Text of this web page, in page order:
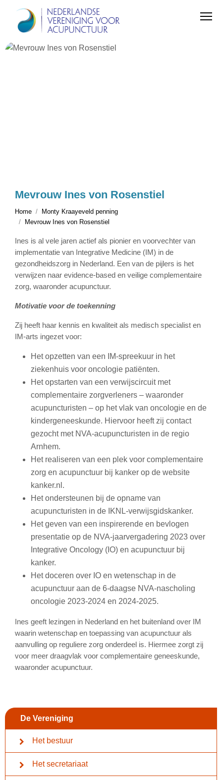
De Vereniging
Het bestuur
Het secretariaat
Mevrouw Ines von Rosenstiel
Home
Monty Kraayeveld penning
Mevrouw Ines von Rosenstiel
Ines is al vele jaren actief als pionier en voorvechter van
implementatie van Integrative Medicine (IM) in de
gezondheidszorg in Nederland. Een van de pijlers is het
verwijzen naar evidence-based en veilige complementaire
zorg, waaronder acupunctuur.
Motivatie voor de toekenning
Zij heeft haar kennis en kwaliteit als medisch specialist en
IM-arts ingezet voor:
Het opzetten van een IM-spreekuur in het
ziekenhuis voor oncologie patiënten.
Het opstarten van een verwijscircuit met
complementaire zorgverleners – waaronder
acupuncturisten – op het vlak van oncologie en de
kindergeneeskunde. Hiervoor heeft zij contact
gezocht met NVA-acupuncturisten in de regio
Arnhem.
Het realiseren van een plek voor complementaire
zorg en acupunctuur bij kanker op de website
kanker.nl.
Het ondersteunen bij de opname van
acupuncturisten in de IKNL-verwijsgidskanker.
Het geven van een inspirerende en bevlogen
presentatie op de NVA-jaarvergadering 2023 over
Integrative Oncology (IO) en acupunctuur bij
kanker.
Het doceren over IO en wetenschap in de
acupunctuur aan de 6-daagse NVA-nascholing
oncologie 2023-2024 en 2024-2025.
Ines geeft lezingen in Nederland en het buitenland over IM
waarin wetenschap en toepassing van acupunctuur als
aanvulling op reguliere zorg onderdeel is. Hiermee zorgt zij
voor meer draagvlak voor complementaire geneeskunde,
waaronder acupunctuur.